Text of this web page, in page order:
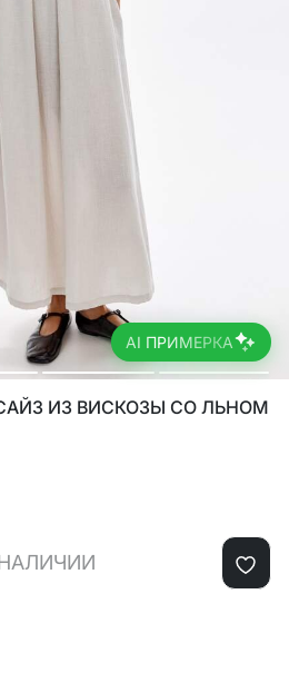
AI ПРИМЕРКА
ИЗ ВИСКОЗЫ СО ЛЬНОМ